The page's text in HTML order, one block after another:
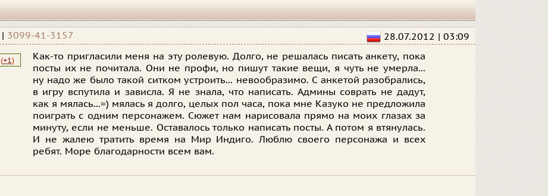
| 3099-41-3157 28.07.2012 | 03:09
(+1)
Как-то пригласили меня на эту ролевую. Долго, не решалась писать анкету, пока
посты их не почитала. Они не профи, но пишут такие вещи, я чуть не умерла...
ну надо же было такой ситком устроить... невообразимо. С анкетой разобрались,
в игру вспутила и зависла. Я не знала, что написать. Админы соврать не дадут,
как я мялась...=) мялась я долго, целых пол часа, пока мне Казуко не предложила
поиграть с одним персонажем. Сюжет нам нарисовала прямо на моих глазах за
минуту, если не меньше. Оставалось только написать посты. А потом я втянулась.
И не жалею тратить время на Мир Индиго. Люблю своего персонажа и всех
ребят. Море благодарности всем вам.